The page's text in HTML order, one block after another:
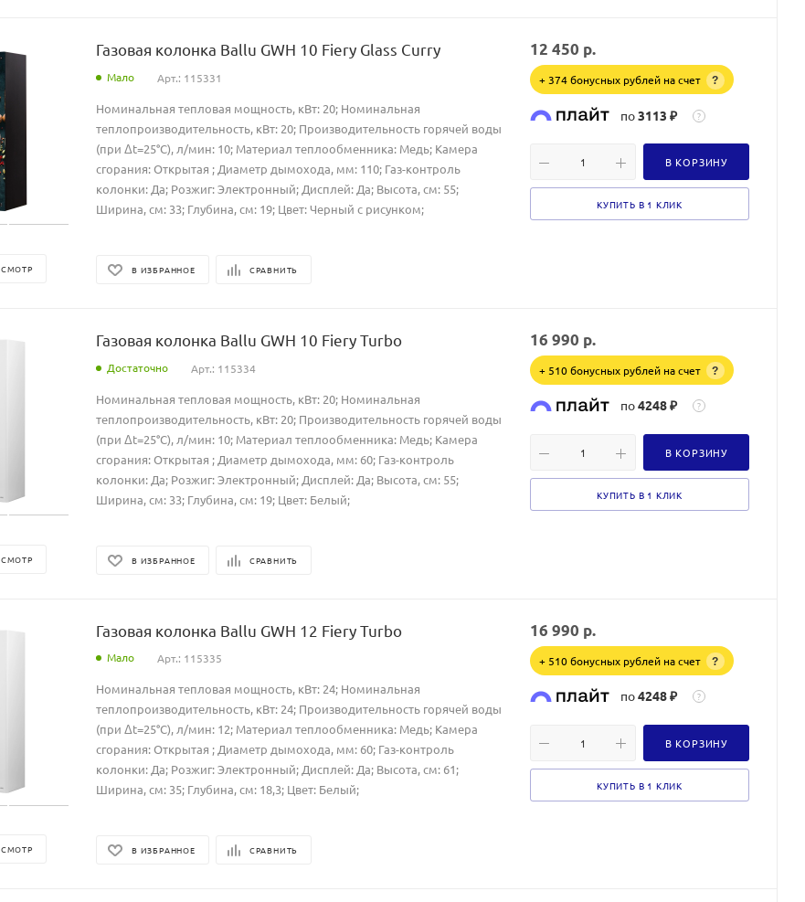
Газовая колонка Ballu GWH 10 Fiery Glass Curry
Мало Арт.: 115331
Номинальная тепловая мощность, кВт: 20; Номинальная
теплопроизводительность, кВт: 20; Производительность горячей воды
(при Δt=25°C), л/мин: 10; Материал теплообменника: Медь; Камера
сгорания: Открытая ; Диаметр дымохода, мм: 110; Газ-контроль
колонки: Да; Розжиг: Электронный; Дисплей: Да; Высота, см: 55;
Ширина, см: 33; Глубина, см: 19; Цвет: Черный c рисунком;
В ИЗБРАННОЕ СРАВНИТЬ
12 450 р.
+ 374 бонусных рублей на счет ?
по3113 ₽ ?
В КОРЗИНУ
КУПИТЬ В 1 КЛИК
Газовая колонка Ballu GWH 10 Fiery Turbo
Достаточно Арт.: 115334
Номинальная тепловая мощность, кВт: 20; Номинальная
теплопроизводительность, кВт: 20; Производительность горячей воды
(при Δt=25°C), л/мин: 10; Материал теплообменника: Медь; Камера
сгорания: Открытая ; Диаметр дымохода, мм: 60; Газ-контроль
колонки: Да; Розжиг: Электронный; Дисплей: Да; Высота, см: 55;
Ширина, см: 33; Глубина, см: 19; Цвет: Белый;
В ИЗБРАННОЕ СРАВНИТЬ
16 990 р.
+ 510 бонусных рублей на счет ?
по4248 ₽ ?
В КОРЗИНУ
КУПИТЬ В 1 КЛИК
Газовая колонка Ballu GWH 12 Fiery Turbo
Мало Арт.: 115335
Номинальная тепловая мощность, кВт: 24; Номинальная
теплопроизводительность, кВт: 24; Производительность горячей воды
(при Δt=25°C), л/мин: 12; Материал теплообменника: Медь; Камера
сгорания: Открытая ; Диаметр дымохода, мм: 60; Газ-контроль
колонки: Да; Розжиг: Электронный; Дисплей: Да; Высота, см: 61;
Ширина, см: 35; Глубина, см: 18,3; Цвет: Белый;
В ИЗБРАННОЕ СРАВНИТЬ
16 990 р.
+ 510 бонусных рублей на счет ?
по4248 ₽ ?
В КОРЗИНУ
КУПИТЬ В 1 КЛИК